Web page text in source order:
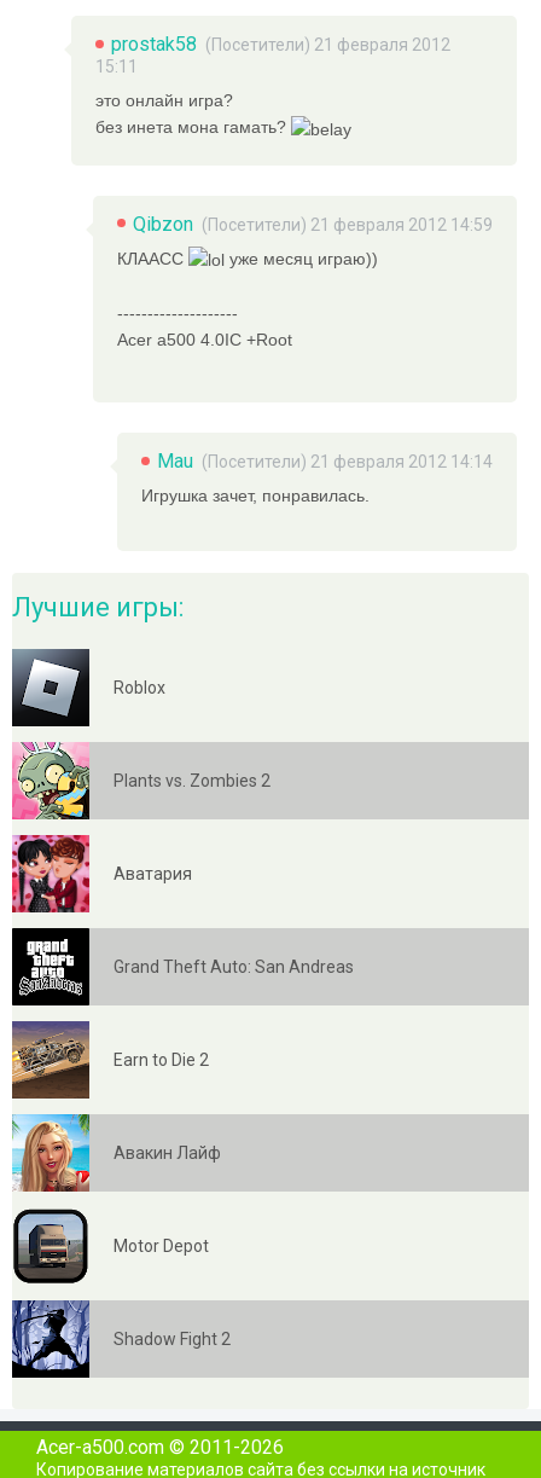
prostak58 (Посетители) 21 февраля 2012
15:11
это онлайн игра?
без инета мона гамать?
Qibzon (Посетители) 21 февраля 2012 14:59
КЛААСС
уже месяц играю))
--------------------
Acer a500 4.0IC +Root
Mau (Посетители) 21 февраля 2012 14:14
Игрушка зачет, понравилась.
Лучшие игры:
Roblox
Plants vs. Zombies 2
Аватария
Grand Theft Auto: San Andreas
Earn to Die 2
Авакин Лайф
Motor Depot
Shadow Fight 2
Acer-a500.com © 2011-2026
Копирование материалов сайта без ссылки на источник